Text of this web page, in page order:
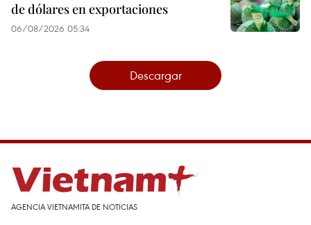
de dólares en exportaciones
06/08/2026 05:34
Descargar
AGENCIA VIETNAMITA DE NOTICIAS